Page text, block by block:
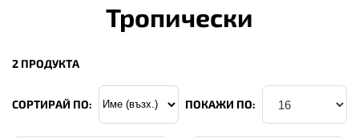
Тропически
2 ПРОДУКТА
СОРТИРАЙ ПО: ПОКАЖИ ПО: